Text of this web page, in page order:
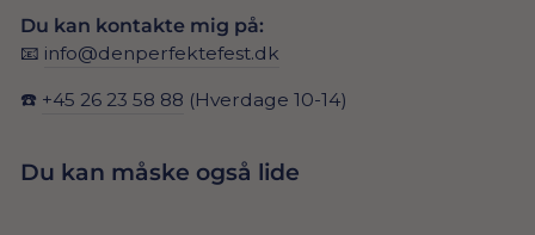
Du kan kontakte mig på:
📧 info@denperfektefest.dk
☎️ +45 26 23 58 88 (Hverdage 10-14)
Du kan måske også lide